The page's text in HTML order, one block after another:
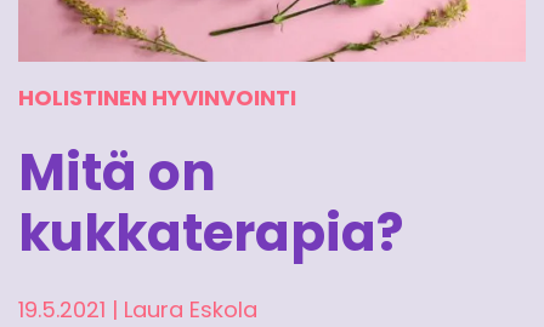
HOLISTINEN HYVINVOINTI
Mitä on
kukkaterapia?
19.5.2021 | Laura Eskola